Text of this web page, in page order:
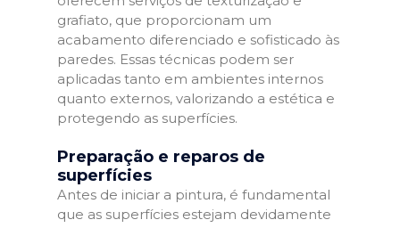
grafiato, que proporcionam um
acabamento diferenciado e sofisticado às
paredes. Essas técnicas podem ser
aplicadas tanto em ambientes internos
quanto externos, valorizando a estética e
protegendo as superfícies.
Preparação e reparos de
superfícies
Antes de iniciar a pintura, é fundamental
que as superfícies estejam devidamente